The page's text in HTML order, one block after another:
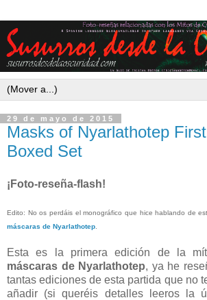
29 de mayo de 2015
Masks of Nyarlathotep
Boxed Set
¡Foto-reseña-flash!
Edito: No os perdáis el monográfico que hice hablando de
máscaras de Nyarlathotep
Esta es la primera edición de la
máscaras de Nyarlathotep, ya he
tantas ediciones de esta partida que no
añadir (si queréis detalles leeros la